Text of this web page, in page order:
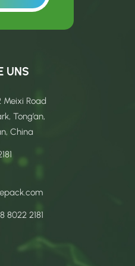
UNS
Meixi Road
Tong’an,
China
8022 2181